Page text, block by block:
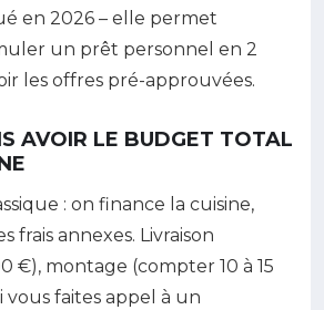
en 2026 – elle permet
un prêt personnel en 2
les offres pré-approuvées.
AVOIR LE BUDGET TOTAL
: on finance la cuisine,
frais annexes. Livraison
€), montage (compter 10 à 15
vous faites appel à un